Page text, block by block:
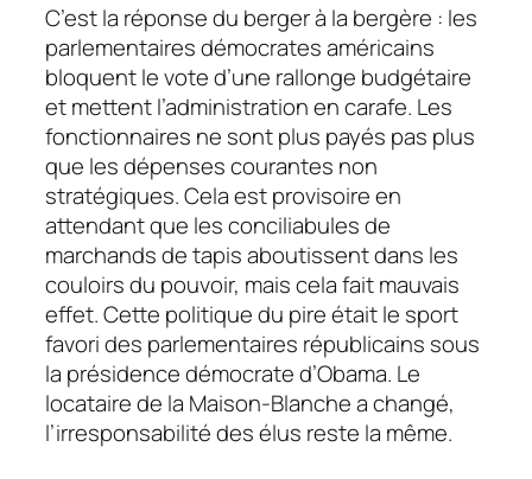
C’est la réponse du berger à la bergère : les
parlementaires démocrates américains
bloquent le vote d’une rallonge budgétaire
et mettent l’administration en carafe. Les
fonctionnaires ne sont plus payés pas plus
que les dépenses courantes non
stratégiques. Cela est provisoire en
attendant que les conciliabules de
marchands de tapis aboutissent dans les
couloirs du pouvoir, mais cela fait mauvais
effet. Cette politique du pire était le sport
favori des parlementaires républicains sous
la présidence démocrate d’Obama. Le
locataire de la Maison-Blanche a changé,
l’irresponsabilité des élus reste la même.